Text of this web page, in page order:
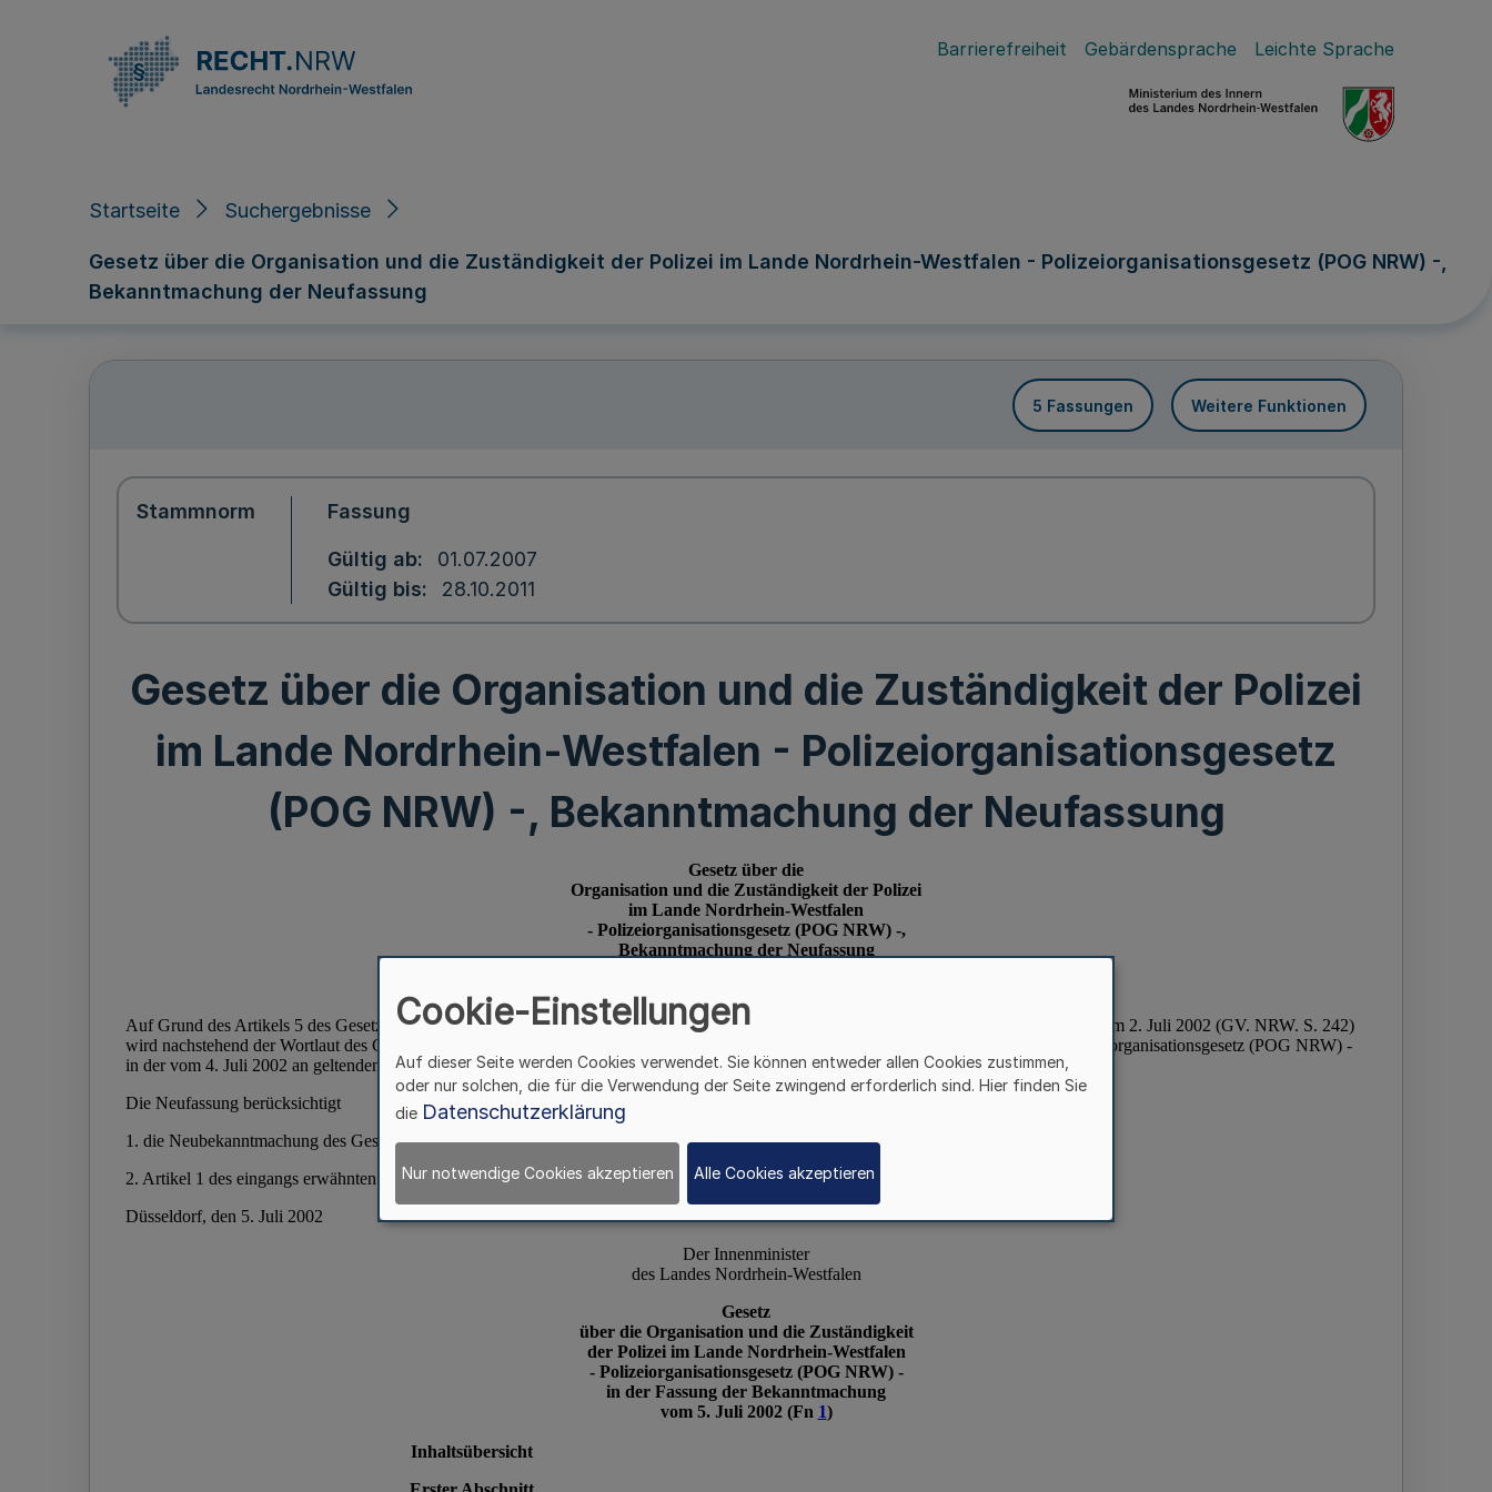
Barrierefreiheit Gebärdensprache Leichte Sprache
Startseite Suchergebnisse
Gesetz über die Organisation und die Zuständigkeit der Polizei im Lande Nordrhein-Westfalen - Polizeiorganisationsgesetz (POG NRW) -,
Bekanntmachung der Neufassung
5 Fassungen Weitere Funktionen
Stammnorm Fassung
Gültig ab
01.07.2007
Gültig bis
28.10.2011
Gesetz über die Organisation und die Zuständigkeit der Polizei
im Lande Nordrhein-Westfalen - Polizeiorganisationsgesetz
(POG NRW) -, Bekanntmachung der Neufassung
Cookie-Einstellungen
Auf dieser Seite werden Cookies verwendet. Sie können entweder allen Cookies zustimmen,
oder nur solchen, die für die Verwendung der Seite zwingend erforderlich sind. Hier finden Sie
die Datenschutzerklärung
Nur notwendige Cookies akzeptieren Alle Cookies akzeptieren